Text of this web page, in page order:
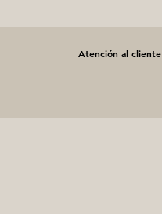
Atención al cliente